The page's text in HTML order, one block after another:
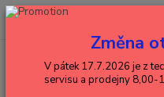
+420 602 288 130
Změna
V pátek 17.7.2026 je z
servisu a prodejny 8,00-